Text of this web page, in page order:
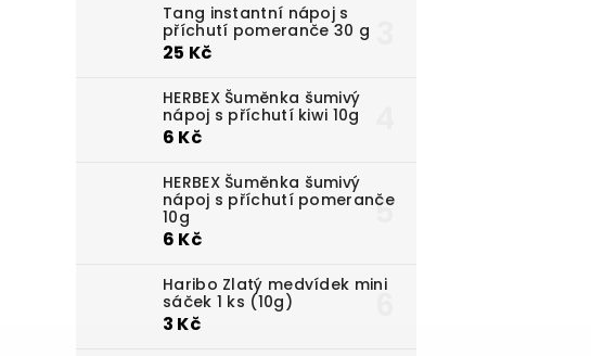
Tang instantní nápoj s
příchutí pomeranče 30 g
25 Kč
HERBEX Šuměnka šumivý
nápoj s příchutí kiwi 10g
6 Kč
HERBEX Šuměnka šumivý
nápoj s příchutí pomeranče
10g
6 Kč
Haribo Zlatý medvídek mini
sáček 1 ks (10g)
3 Kč